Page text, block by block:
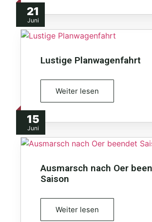
21
Juni
Lustige Planwagenfahrt
Weiter lesen
15
Juni
Ausmarsch nach Oer
Saison
Weiter lesen